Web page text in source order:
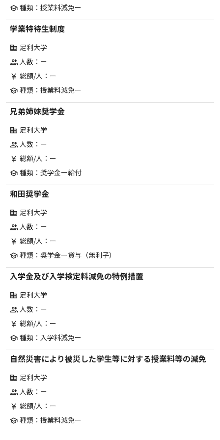
school 種類：授業料減免ー
学業特待生制度
corporate_fare 足利大学
group人数：ー
currency_yen 総額/人：ー
school 種類：授業料減免ー
兄弟姉妹奨学金
corporate_fare 足利大学
group人数：ー
currency_yen 総額/人：ー
school 種類：奨学金ー給付
和田奨学金
corporate_fare 足利大学
group人数：ー
currency_yen 総額/人：ー
school 種類：奨学金ー貸与（無利子）
入学金及び入学検定料減免の特例措置
corporate_fare 足利大学
group人数：ー
currency_yen 総額/人：ー
school 種類：入学料減免ー
自然災害により被災した学生等に対する授業料等の減免
corporate_fare 足利大学
group人数：ー
currency_yen 総額/人：ー
school 種類：授業料減免ー